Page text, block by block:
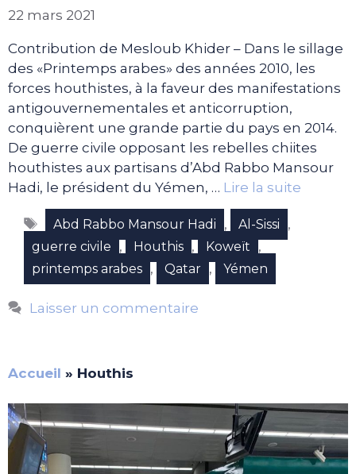
22 mars 2021
Contribution de Mesloub Khider – Dans le sillage
des «Printemps arabes» des années 2010, les
forces houthistes, à la faveur des manifestations
antigouvernementales et anticorruption,
conquièrent une grande partie du pays en 2014.
De guerre civile opposant les rebelles chiites
houthistes aux partisans d’Abd Rabbo Mansour
Hadi, le président du Yémen, … Lire la suite
Étiquettes
Abd Rabbo Mansour Hadi , Al-Sissi ,
guerre civile , Houthis , Koweït ,
printemps arabes , Qatar , Yémen
Laisser un commentaire
Accueil » Houthis